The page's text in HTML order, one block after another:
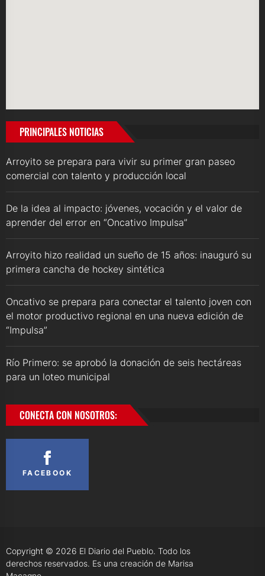
PRINCIPALES NOTICIAS
Arroyito se prepara para vivir su primer gran paseo
comercial con talento y producción local
De la idea al impacto: jóvenes, vocación y el valor de
aprender del error en “Oncativo Impulsa”
Arroyito hizo realidad un sueño de 15 años: inauguró su
primera cancha de hockey sintética
Oncativo se prepara para conectar el talento joven con
el motor productivo regional en una nueva edición de
“Impulsa”
Río Primero: se aprobó la donación de seis hectáreas
para un loteo municipal
CONECTA CON NOSOTROS:
FACEBOOK
Copyright © 2026 El Diario del Pueblo. Todo los
derechos reservados. Es una creación de Marisa